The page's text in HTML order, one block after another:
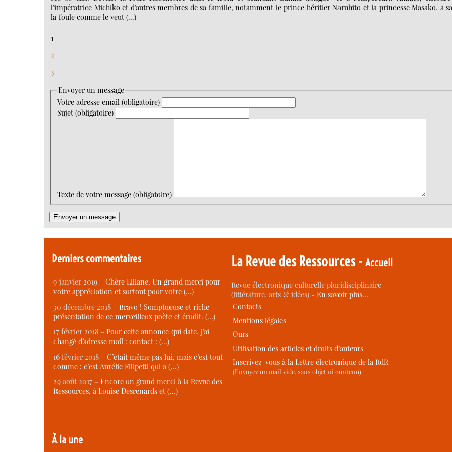
l’impératrice Michiko et d’autres membres de sa famille, notamment le prince héritier Naruhito et la princesse Masako, a
la foule comme le veut (…)
1
2
3
Envoyer un message
Votre adresse email (obligatoire)
Sujet (obligatoire)
Texte de votre message (obligatoire)
Derniers commentaires
9 janvier 2019 – Chère Liliane, Un grand merci pour
votre appréciation et surtout pour votre (…)
30 décembre 2018 – Bravo ! Somptueuse et riche
présentation de ce merveilleux poète et érudit. (…)
17 février 2018 – Pour cette annonce qui date, j’ai
changé d’adresse mail : contact : (…)
16 février 2018 – C’était même pas lui, mais c’est tout
comme : c’est Aurélie Filipetti qui a (…)
29 août 2017 – Encore un grand merci à la Revue des
Ressources, à Louise Desrenards et (…)
À la une
La Revue des Ressources -Accueil
Revue électronique culturelle pluridisciplinaire
(littérature, arts & idées) -En savoir plus…
Contacts
Mentions légales
Ours
Utilisation des articles et droits d’auteurs
Inscrivez-vous à la Lettre électronique de la RdR
(Envoyez un mail vide, sans objet ni contenu)